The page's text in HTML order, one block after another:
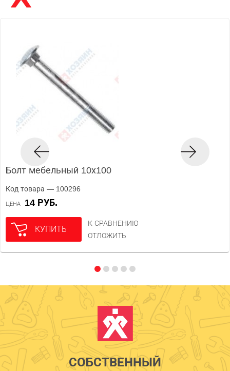
Болт мебельный 10х100
Код товара — 100296
ЦЕНА 14 РУБ.
КУПИТЬ
К СРАВНЕНИЮ
ОТЛОЖИТЬ
СОБСТВЕННЫЙ